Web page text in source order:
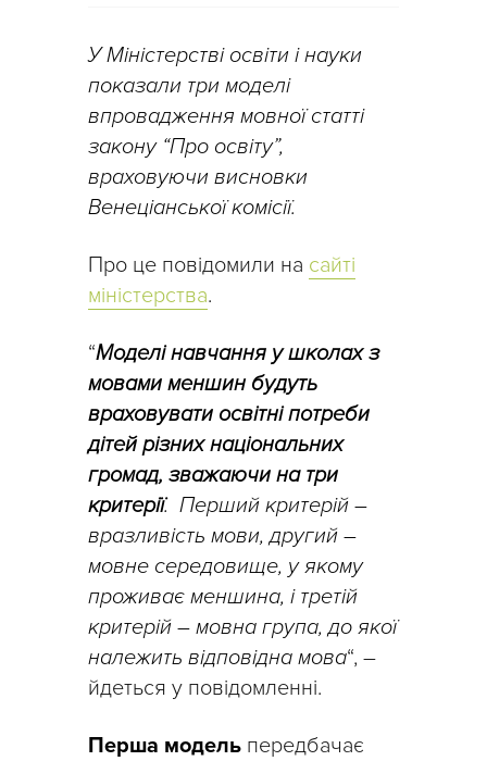
У Міністерстві освіти і науки
показали три моделі
впровадження мовної статті
закону “Про освіту”,
враховуючи висновки
Венеціанської комісії.
Про це повідомили на сайті
міністерства.
“Моделі навчання у школах з
мовами меншин будуть
враховувати освітні потреби
дітей різних національних
громад, зважаючи на три
критерії. Перший критерій –
вразливість мови, другий –
мовне середовище, у якому
проживає меншина, і третій
критерій – мовна група, до якої
належить відповідна мова“, –
йдеться у повідомленні.
Перша модель передбачає